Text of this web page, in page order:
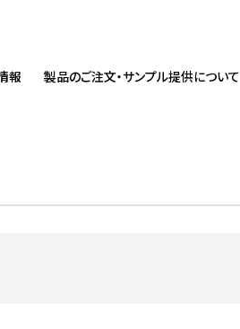
報 製品のご注文・サンプル提供について